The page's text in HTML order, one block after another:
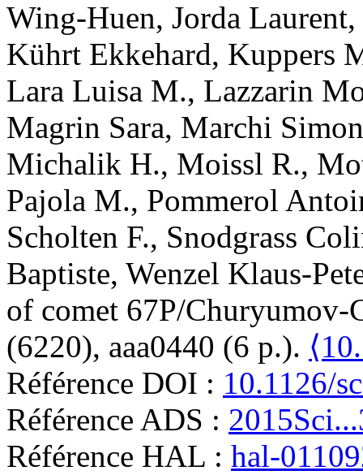
Wing-Huen, Jorda Laurent,
Kührt Ekkehard, Kuppers
Lara Luisa M., Lazzarin
Magrin Sara, Marchi
Michalik H., Moissl R.,
Pajola M., Pommerol
Scholten F., Snodgrass
Baptiste, Wenzel Klaus-
of comet 67P/Churyumov-
(6220), aaa0440 (6 p.).
Référence DOI : 10.1126/
Référence ADS :
Référence HAL : hal-